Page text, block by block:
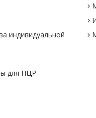
индивидуальной
для ПЦР